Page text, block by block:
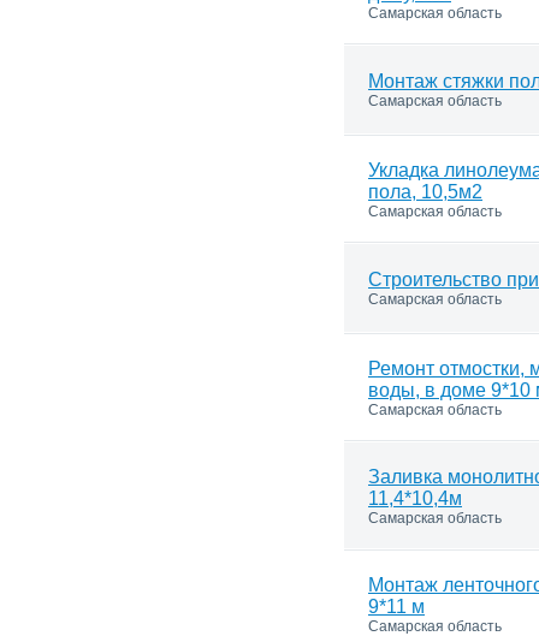
Самарская область
Монтаж стяжки
Самарская область
Укладка
пола, 10,5м2
Самарская область
Строительство
Самарская область
Ремонт отмостки,
воды, в доме 9*10
Самарская область
Заливка
11,4*10,4м
Самарская область
Монтаж
9*11 м
Самарская область